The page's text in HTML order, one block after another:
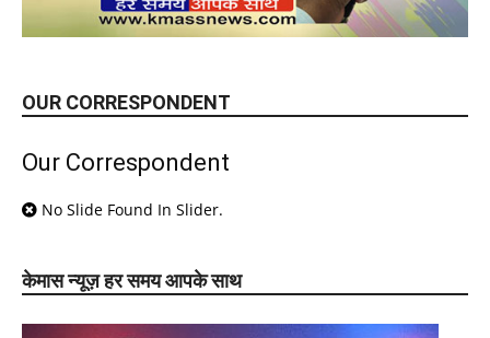
OUR CORRESPONDENT
Our Correspondent
No Slide Found In Slider.
केमास न्यूज़ हर समय आपके साथ